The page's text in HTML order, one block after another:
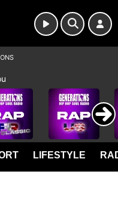
LIFESTYLE